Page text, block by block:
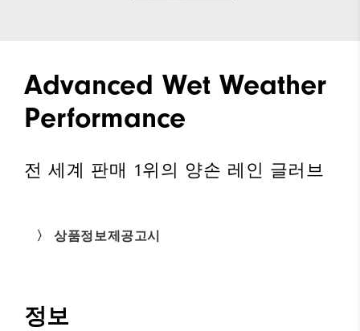
Advanced Wet Weather
Performance
전 세계 판매 1위의 양손 레인 글러브
〉 상품정보제공고시
정보